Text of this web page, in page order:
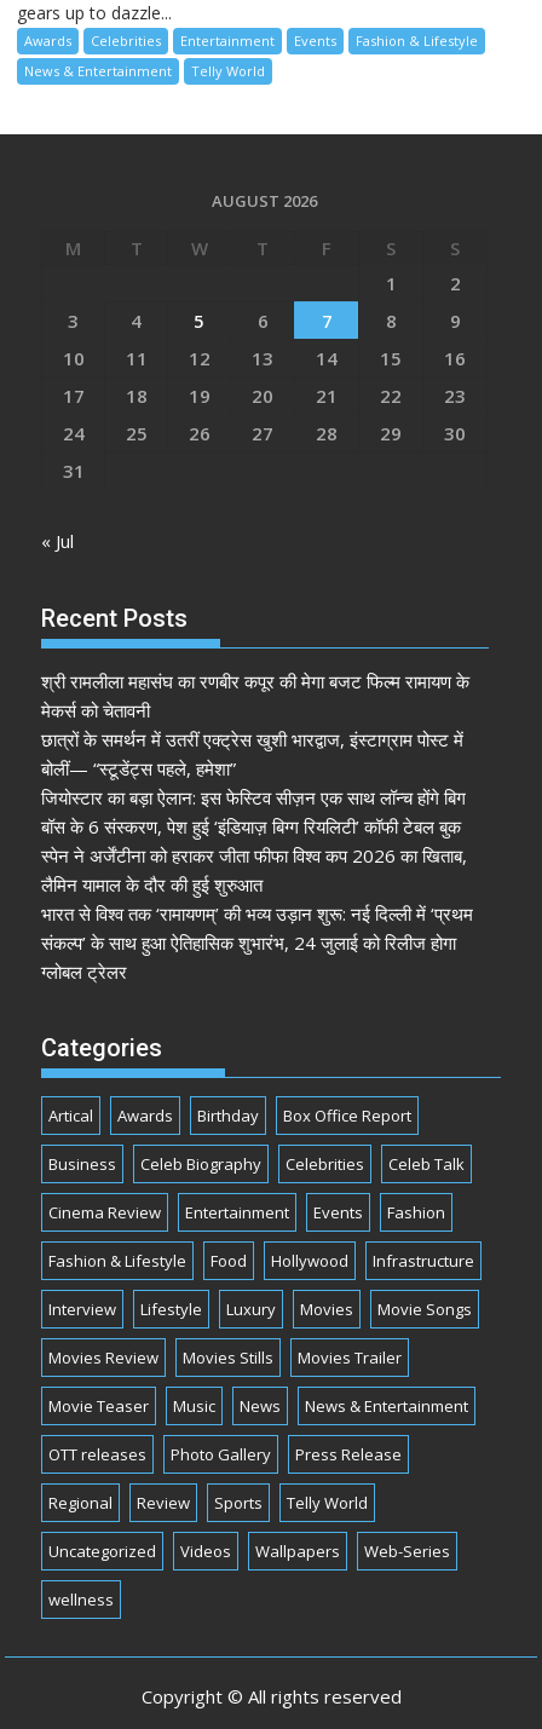
gears up to dazzle...
Awards Celebrities Entertainment Events
Fashion & Lifestyle
News & Entertainment
Telly World
AUGUST 2026
M T W T F S
S
1
2
3
4 5 6 7 8
9
10
11 12 13 14 15
16
17
18 19 20 21 22
23
24
25 26 27 28 29
30
31
« Jul
Recent Posts
श्री रामलीला महासंघ का रणबीर कपूर की मेगा बजट फिल्म रामायण के
मेकर्स को चेतावनी
छात्रों के समर्थन में उतरीं एक्ट्रेस खुशी भारद्वाज, इंस्टाग्राम पोस्ट में
बोलीं— “स्टूडेंट्स पहले, हमेशा”
जियोस्टार का बड़ा ऐलान: इस फेस्टिव सीज़न एक साथ लॉन्च होंगे बिग
बॉस के 6 संस्करण, पेश हुई ‘इंडियाज़ बिग्ग रियलिटी’ कॉफी टेबल बुक
स्पेन ने अर्जेंटीना को हराकर जीता फीफा विश्व कप 2026 का खिताब,
लैमिन यामाल के दौर की हुई शुरुआत
भारत से विश्व तक ‘रामायणम्’ की भव्य उड़ान शुरू: नई दिल्ली में ‘प्रथम
संकल्प’ के साथ हुआ ऐतिहासिक शुभारंभ, 24 जुलाई को रिलीज होगा
ग्लोबल ट्रेलर
Categories
Artical Awards Birthday Box Office Report
Business Celeb Biography Celebrities Celeb Talk
Cinema Review Entertainment Events Fashion
Fashion & Lifestyle Food Hollywood Infrastructure
Interview Lifestyle Luxury Movies Movie Songs
Movies Review Movies Stills Movies Trailer
Movie Teaser Music News News & Entertainment
OTT releases Photo Gallery Press Release
Regional Review Sports Telly World
Uncategorized Videos Wallpapers Web-Series
wellness
Copyright © All rights reserved